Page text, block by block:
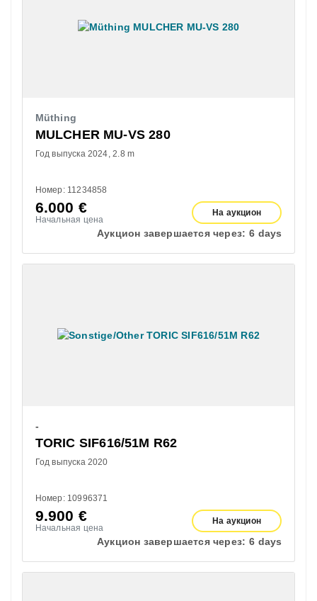
Müthing
MULCHER MU-VS 280
Год выпуска 2024 2.8 m
Номер: 11234858
6.000 €
Начальная цена
На аукцион
Аукцион завершается через: 6 days
-
TORIC SIF616/51M R62
Год выпуска 2020
Номер: 10996371
9.900 €
Начальная цена
На аукцион
Аукцион завершается через: 6 days